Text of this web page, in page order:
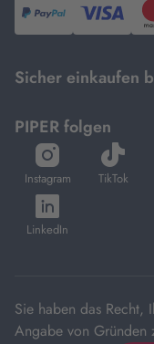
PayPal,Visa
Sicher einkaufen
PIPER folgen
Instagram
öffnet
in
neuem
Tab
TikTok
öffnet
in
LinkedIn
öffnet
in
Sie haben das Recht,
Angabe von Gründen